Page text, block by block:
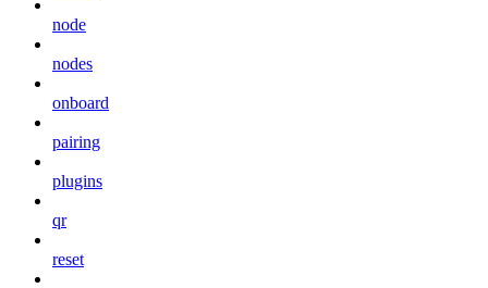
node
nodes
onboard
pairing
plugins
qr
reset